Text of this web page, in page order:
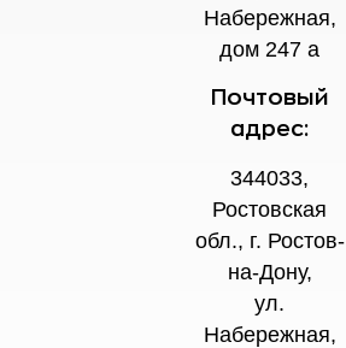
Набережная,
дом 247 а
Почтовый
адрес:
344033,
Ростовская
обл., г. Ростов-
на-Дону,
ул.
Набережная,